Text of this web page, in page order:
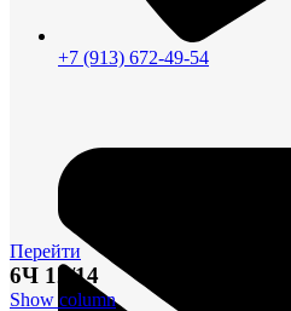
+7 (913) 672-49-54
Перейти
6Ч 12/14
Show column